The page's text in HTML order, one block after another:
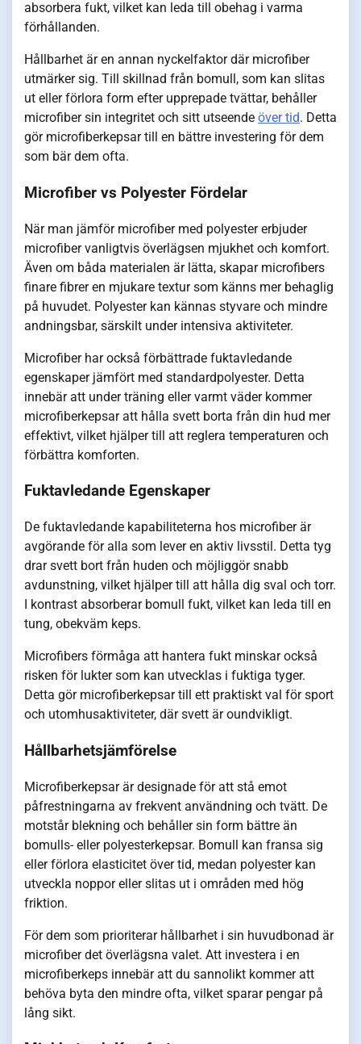
absorbera fukt, vilket kan leda till obehag i varma
förhållanden.
Hållbarhet är en annan nyckelfaktor där microfiber
utmärker sig. Till skillnad från bomull, som kan slitas
ut eller förlora form efter upprepade tvättar, behåller
microfiber sin integritet och sitt utseende över tid. Detta
gör microfiberkepsar till en bättre investering för dem
som bär dem ofta.
Microfiber vs Polyester Fördelar
När man jämför microfiber med polyester erbjuder
microfiber vanligtvis överlägsen mjukhet och komfort.
Även om båda materialen är lätta, skapar microfibers
finare fibrer en mjukare textur som känns mer behaglig
på huvudet. Polyester kan kännas styvare och mindre
andningsbar, särskilt under intensiva aktiviteter.
Microfiber har också förbättrade fuktavledande
egenskaper jämfört med standardpolyester. Detta
innebär att under träning eller varmt väder kommer
microfiberkepsar att hålla svett borta från din hud mer
effektivt, vilket hjälper till att reglera temperaturen och
förbättra komforten.
Fuktavledande Egenskaper
De fuktavledande kapabiliteterna hos microfiber är
avgörande för alla som lever en aktiv livsstil. Detta tyg
drar svett bort från huden och möjliggör snabb
avdunstning, vilket hjälper till att hålla dig sval och torr.
I kontrast absorberar bomull fukt, vilket kan leda till en
tung, obekväm keps.
Microfibers förmåga att hantera fukt minskar också
risken för lukter som kan utvecklas i fuktiga tyger.
Detta gör microfiberkepsar till ett praktiskt val för sport
och utomhusaktiviteter, där svett är oundvikligt.
Hållbarhetsjämförelse
Microfiberkepsar är designade för att stå emot
påfrestningarna av frekvent användning och tvätt. De
motstår blekning och behåller sin form bättre än
bomulls- eller polyesterkepsar. Bomull kan fransa sig
eller förlora elasticitet över tid, medan polyester kan
utveckla noppor eller slitas ut i områden med hög
friktion.
För dem som prioriterar hållbarhet i sin huvudbonad är
microfiber det överlägsna valet. Att investera i en
microfiberkeps innebär att du sannolikt kommer att
behöva byta den mindre ofta, vilket sparar pengar på
lång sikt.